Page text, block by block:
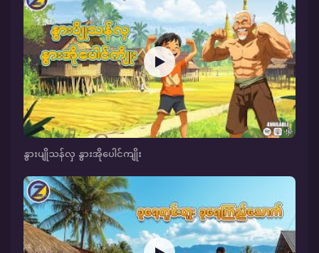
နွားပျိုသန်လှ နွားအိုပေါင်ကျိုး